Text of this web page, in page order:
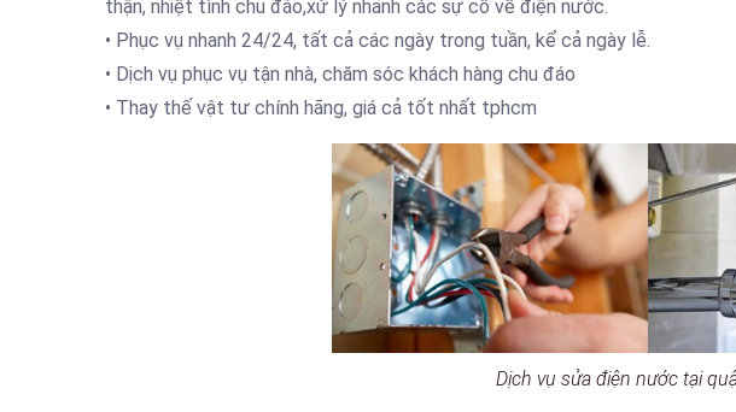
thận, nhiệt tình chu đáo,xử lý nhanh các sự cố về điện nước.
• Phục vụ nhanh 24/24, tất cả các ngày trong tuần, kể cả ngày lễ.
• Dịch vụ phục vụ tận nhà, chăm sóc khách hàng chu đáo
• Thay thế vật tư chính hãng, giá cả tốt nhất tphcm
Dịch vụ sửa điện nước tại